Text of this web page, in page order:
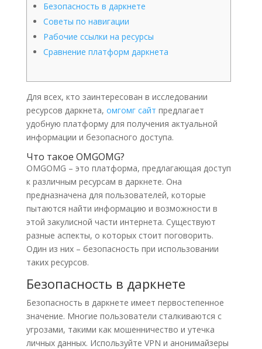
Безопасность в даркнете
Советы по навигации
Рабочие ссылки на ресурсы
Сравнение платформ даркнета
Для всех, кто заинтересован в исследовании
ресурсов даркнета, омгомг сайт предлагает
удобную платформу для получения актуальной
информации и безопасного доступа.
Что такое OMGOMG?
OMGOMG – это платформа, предлагающая доступ
к различным ресурсам в даркнете. Она
предназначена для пользователей, которые
пытаются найти информацию и возможности в
этой закулисной части интернета. Существуют
разные аспекты, о которых стоит поговорить.
Один из них – безопасность при использовании
таких ресурсов.
Безопасность в даркнете
Безопасность в даркнете имеет первостепенное
значение. Многие пользователи сталкиваются с
угрозами, такими как мошенничество и утечка
личных данных. Используйте VPN и анонимайзеры